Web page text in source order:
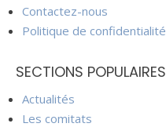
Contactez-nous
Politique de confidentialité
SECTIONS POPULAIRES
Actualités
Les comitats